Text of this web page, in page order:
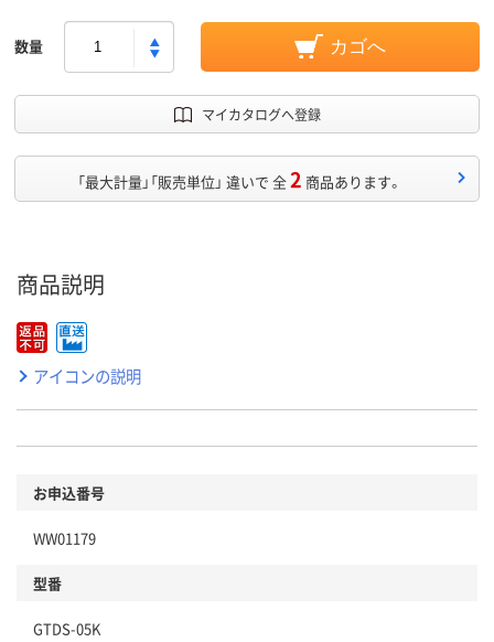
数量 カゴへ
マイカタログへ登録
「最大計量」「販売単位」 違いで 全2 商品あります。
商品説明
アイコンの説明
お申込番号
WW01179
型番
GTDS-05K